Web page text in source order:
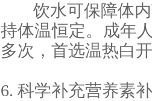
饮水可保障体
持体温恒定。成年
多次，首选温热白
6. 科学补充营养素